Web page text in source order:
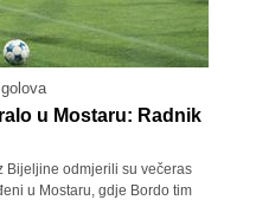
u Mostaru: Radnik
Bijeljine odmjerili su večeras
u Mostaru, gdje Bordo tim